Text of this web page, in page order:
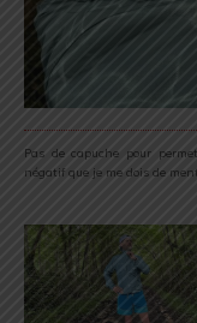
Pas de capuche pour
négatif que je me dois de